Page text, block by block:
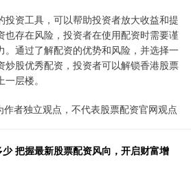
投资工具，可以帮助投资者放大收益和提
也存在风险，投资者在使用配资时需要谨
。通过了解配资的优势和风险，并选择一
炒股优秀配资，投资者可以解锁香港股票
层楼。
作者独立观点，不代表股票配资官网观点
把握最新股票配资风向，开启财富增